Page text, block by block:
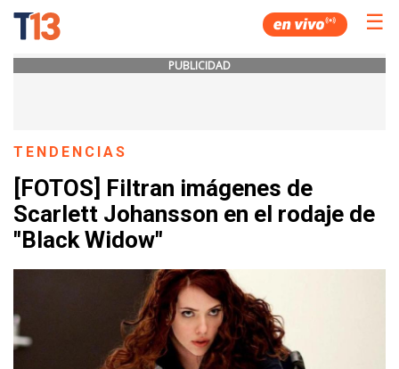
☰
PUBLICIDAD
TENDENCIAS
[FOTOS] Filtran imágenes de
Scarlett Johansson en el rodaje de
"Black Widow"